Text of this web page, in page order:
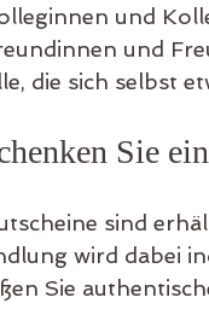
und
und
die sich selbst
Sie
sind
wird dabei
Sie